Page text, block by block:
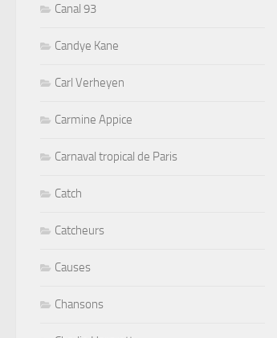
Canal 93
Candye Kane
Carl Verheyen
Carmine Appice
Carnaval tropical de Paris
Catch
Catcheurs
Causes
Chansons